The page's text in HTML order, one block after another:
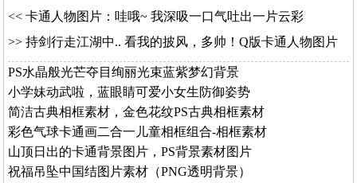
<< 卡通人物图片：哇哦~ 我深吸一口气吐出一片云彩
>> 持剑行走江湖中.. 看我的披风，多帅！Q版卡通人物图片
PS水晶般光芒夺目绚丽光束蓝紫梦幻背景
小学妹动武啦，蓝眼睛可爱小女生防御姿势
简洁古典相框素材，金色花纹PS古典相框素材
彩色气球卡通画二合一儿童相框组合-相框素材
山顶日出的卡通背景图片，PS背景素材图片
祝福吊坠中国结图片素材（PNG透明背景）